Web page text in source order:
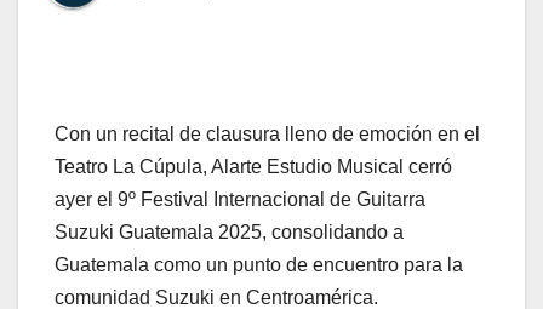
Con un recital de clausura lleno de emoción en el
Teatro La Cúpula, Alarte Estudio Musical cerró
ayer el 9º Festival Internacional de Guitarra
Suzuki Guatemala 2025, consolidando a
Guatemala como un punto de encuentro para la
comunidad Suzuki en Centroamérica.